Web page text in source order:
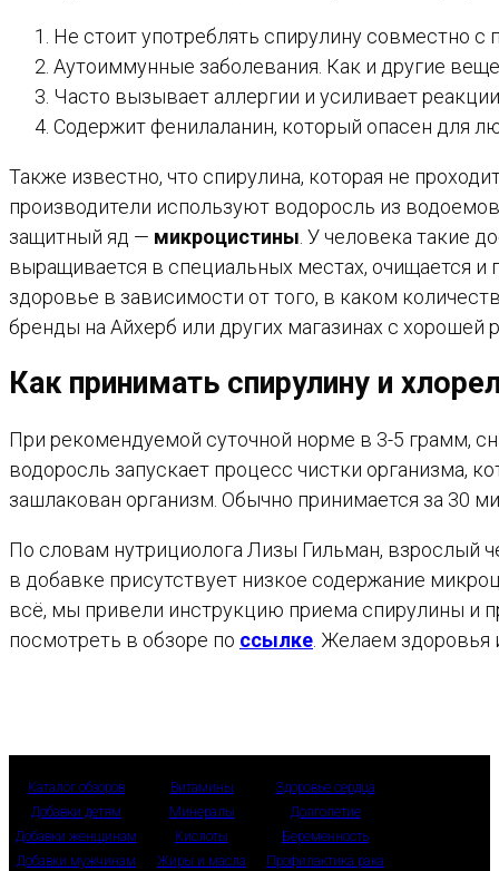
Не стоит употреблять спирулину совместно
Аутоиммунные заболевания. Как и другие
Часто вызывает аллергии и усиливает
Содержит фенилаланин, который опасен для
Также известно, что спирулина, которая не
производители используют водоросль из
защитный яд — микроцистины. У человека такие
выращивается в специальных местах, очищается
здоровье в зависимости от того, в каком
бренды на Айхерб или других магазинах с хорошей
Как принимать спирулину и
При рекомендуемой суточной норме в 3-5 грамм,
водоросль запускает процесс чистки организма,
зашлакован организм. Обычно принимается за 30
По словам нутрициолога Лизы Гильман, взрослый
в добавке присутствует низкое содержание
всё, мы привели инструкцию приема спирулины и
посмотреть в обзоре по ссылке . Желаем здоровья
Каталог обзоров
Добавки детям
Добавки женщинам
Добавки мужчинам
Витамины
Минералы
Кислоты
Жиры и масла
Здоровье сердца
Долголетие
Беременность
Профилактика рака